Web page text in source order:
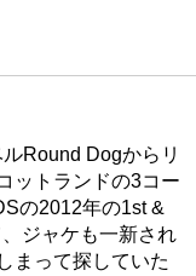
Round Dogからリ
ットランドの3コー
の2012年の1st &
ジャケも一新され
まって探していた